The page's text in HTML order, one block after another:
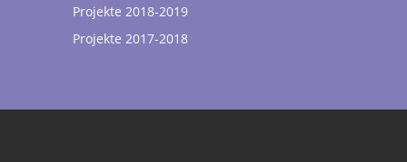
Projekte 2018-2019
Projekte 2017-2018